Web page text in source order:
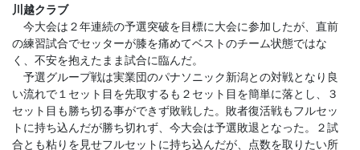
川越クラブ
今大会は２年連続の予選突破を目標に大会に参加したが、直前
の練習試合でセッターが膝を痛めてベストのチーム状態ではな
く、不安を抱えたまま試合に臨んだ。
予選グループ戦は実業団のパナソニック新潟との対戦となり良
い流れで１セット目を先取するも２セット目を簡単に落とし、３
セット目も勝ち切る事ができず敗戦した。敗者復活戦もフルセッ
トに持ち込んだが勝ち切れず、今大会は予選敗退となった。２試
合とも粘りを見せフルセットに持ち込んだが、点数を取りたい所